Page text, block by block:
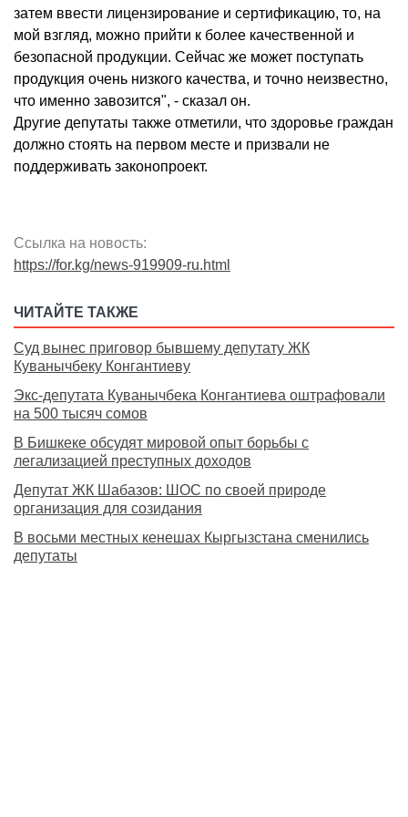
затем ввести лицензирование и сертификацию, то, на
мой взгляд, можно прийти к более качественной и
безопасной продукции. Сейчас же может поступать
продукция очень низкого качества, и точно неизвестно,
что именно завозится", - сказал он.
Другие депутаты также отметили, что здоровье граждан
должно стоять на первом месте и призвали не
поддерживать законопроект.
Ссылка на новость:
https://for.kg/news-919909-ru.html
ЧИТАЙТЕ ТАКЖЕ
Суд вынес приговор бывшему депутату ЖК
Куванычбеку Конгантиеву
Экс-депутата Куванычбека Конгантиева оштрафовали
на 500 тысяч сомов
В Бишкеке обсудят мировой опыт борьбы с
легализацией преступных доходов
Депутат ЖК Шабазов: ШОС по своей природе
организация для созидания
В восьми местных кенешах Кыргызстана сменились
депутаты